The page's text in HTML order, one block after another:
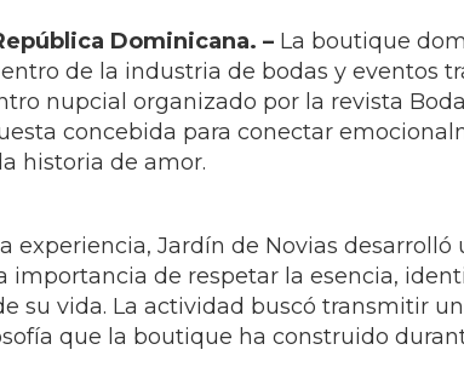
Share On Facebook Share On X
liderazgo en la industria nupcial de la República